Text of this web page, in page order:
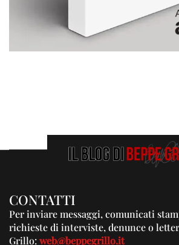
CONTATTI
Per inviare messaggi, comunicati
richieste di interviste, denunce o
Grillo:web@beppegrillo.it